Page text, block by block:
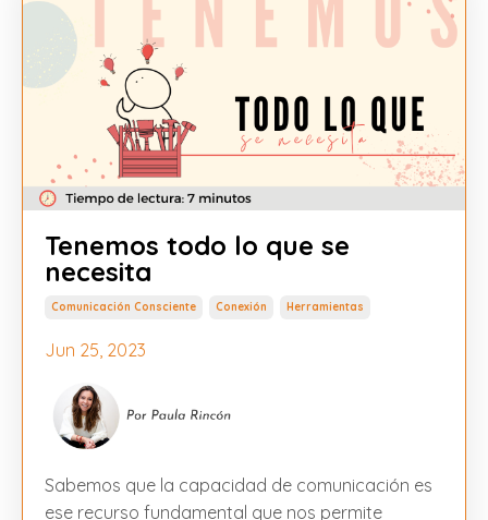
Tenemos todo lo que se
necesita
Comunicación Consciente Conexión Herramientas
Jun 25, 2023
Sabemos que la capacidad de comunicación es
ese recurso fundamental que nos permite